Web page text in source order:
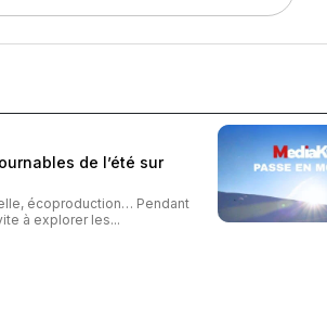
de l’été sur
écoproduction… Pendant
à explorer les...